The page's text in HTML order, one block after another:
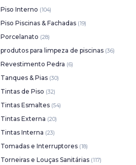
Piso Interno (104)
Piso Piscinas & Fachadas (19)
Porcelanato (28)
produtos para limpeza de piscinas (36)
Revestimento Pedra (6)
Tanques & Pias (30)
Tintas de Piso (32)
Tintas Esmaltes (54)
Tintas Externa (20)
Tintas Interna (23)
Tomadas e Interruptores (18)
Torneiras e Louças Sanitárias (117)